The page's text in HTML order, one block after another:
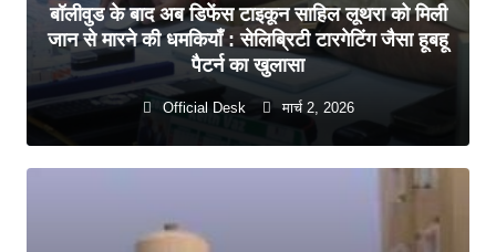
बॉलीवुड के बाद अब डिफेंस टाइकून साहिल लूथरा को मिली
जान से मारने की धमकियाँ : सेलिब्रिटी टारगेटिंग जैसा हूबहू
पैटर्न का खुलासा
Official Desk मार्च 2, 2026